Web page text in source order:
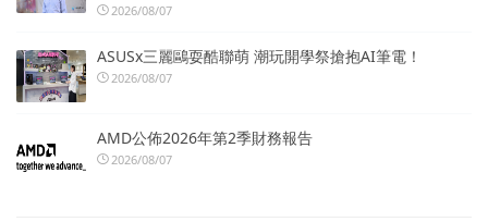
2026/08/07
ASUSx三麗鷗耍酷聯萌 潮玩開學祭搶抱AI筆電！
2026/08/07
AMD公佈2026年第2季財務報告
2026/08/07